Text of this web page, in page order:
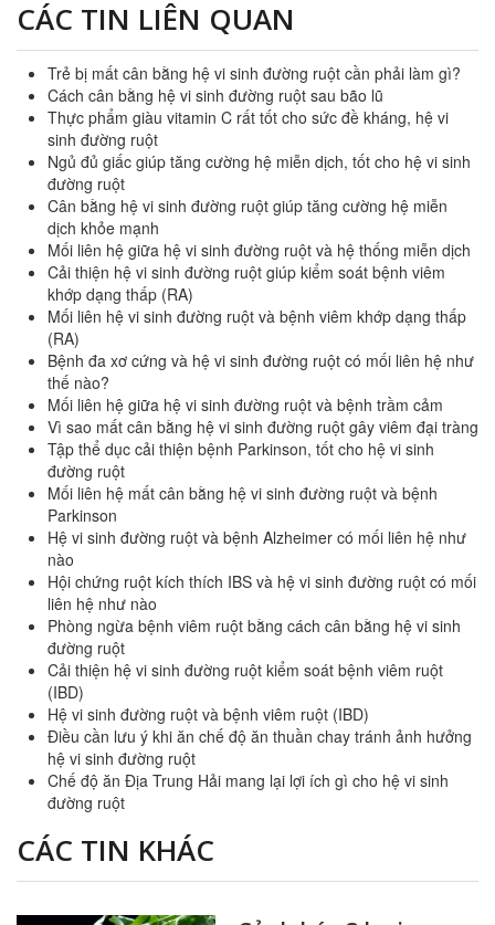
CÁC TIN LIÊN QUAN
Trẻ bị mất cân bằng hệ vi sinh đường ruột cần phải làm gì?
Cách cân bằng hệ vi sinh đường ruột sau bão lũ
Thực phẩm giàu vitamin C rất tốt cho sức đề kháng, hệ vi
sinh đường ruột
Ngủ đủ giấc giúp tăng cường hệ miễn dịch, tốt cho hệ vi sinh
đường ruột
Cân bằng hệ vi sinh đường ruột giúp tăng cường hệ miễn
dịch khỏe mạnh
Mối liên hệ giữa hệ vi sinh đường ruột và hệ thống miễn dịch
Cải thiện hệ vi sinh đường ruột giúp kiểm soát bệnh viêm
khớp dạng thấp (RA)
Mối liên hệ vi sinh đường ruột và bệnh viêm khớp dạng thấp
(RA)
Bệnh đa xơ cứng và hệ vi sinh đường ruột có mối liên hệ như
thế nào?
Mối liên hệ giữa hệ vi sinh đường ruột và bệnh trầm cảm
Vì sao mất cân bằng hệ vi sinh đường ruột gây viêm đại tràng
Tập thể dục cải thiện bệnh Parkinson, tốt cho hệ vi sinh
đường ruột
Mối liên hệ mất cân bằng hệ vi sinh đường ruột và bệnh
Parkinson
Hệ vi sinh đường ruột và bệnh Alzheimer có mối liên hệ như
nào
Hội chứng ruột kích thích IBS và hệ vi sinh đường ruột có mối
liên hệ như nào
Phòng ngừa bệnh viêm ruột bằng cách cân bằng hệ vi sinh
đường ruột
Cải thiện hệ vi sinh đường ruột kiểm soát bệnh viêm ruột
(IBD)
Hệ vi sinh đường ruột và bệnh viêm ruột (IBD)
Điều cần lưu ý khi ăn chế độ ăn thuần chay tránh ảnh hưởng
hệ vi sinh đường ruột
Chế độ ăn Địa Trung Hải mang lại lợi ích gì cho hệ vi sinh
đường ruột
CÁC TIN KHÁC